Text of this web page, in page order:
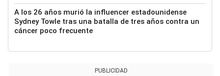
A los 26 años murió la influencer estadounidense
Sydney Towle tras una batalla de tres años contra un
cáncer poco frecuente
PUBLICIDAD